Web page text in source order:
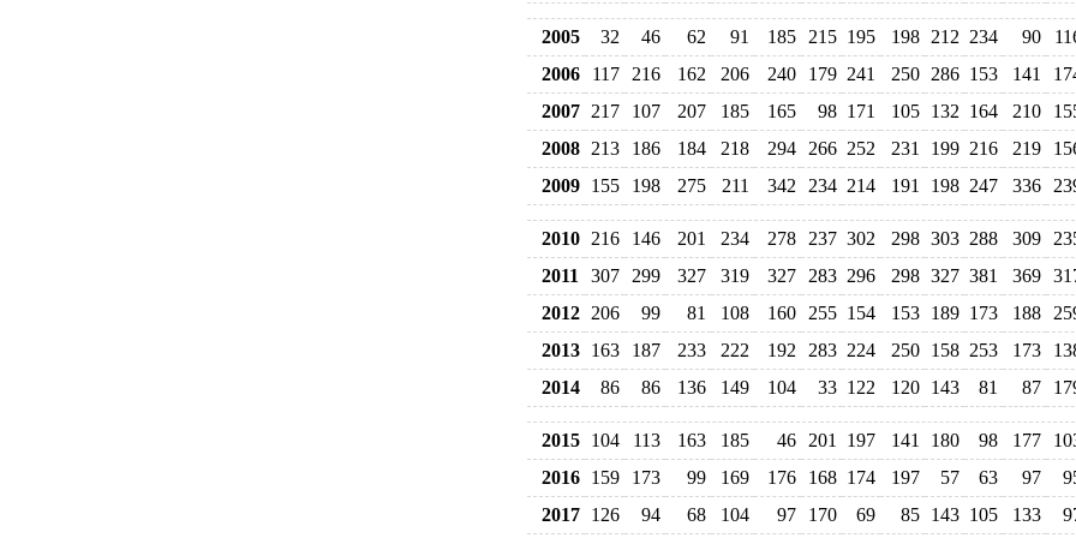
2005 32 46 62 91 185 215 195 198 212 234 90
2006
117 216 162 206 240 179 241 250 286 153 141
2007 217 107 207 185 165 98 171 105 132 164 210
2008 213 186 184 218 294 266 252 231 199 216 219
2009 155 198 275 211 342 234 214 191 198 247 336
2010 216 146 201 234 278 237 302 298 303 288 309
2011
307 299 327 319 327 283 296 298 327 381 369
2012 206 99 81 108 160 255 154 153 189 173 188
2013 163 187 233 222 192 283 224 250 158 253 173
2014
86 86 136 149 104 33 122 120 143 81 87
2015 104 113 163 185 46 201 197 141 180 98 177
2016 159 173 99 169 176 168 174 197 57 63 97
2017 126 94 68 104 97 170 69 85 143 105 133